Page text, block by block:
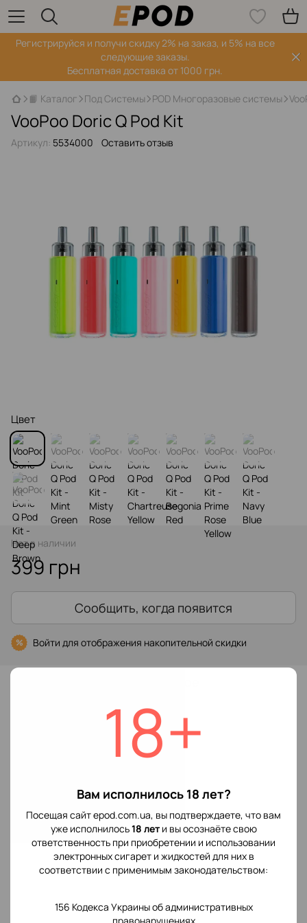
18+
Вам исполнилось 18 лет?
Посещая сайт epod.com.ua, вы подтверждаете, что вам
уже исполнилось18 лети вы осознаёте свою
ответственность при приобретении и использовании
электронных сигарет и жидкостей для них в
соответствии с применимым законодательством:
156 Кодекса Украины об административных
правонарушениях
Регистрируйся‌ и получи скидку 2% на заказ, и 5% на все
следующие заказы.
Бесплатная доставка от 1000 грн.
📙 Каталог Под Системы POD Многоразовые системы
VooPoo Doric Q Pod Kit
Артикул: 5534000 Оставить отзыв
Цвет
Нет в наличии
399 грн
Сообщить, когда появится
% Войти для отображения накопительной скидки
Voopoo
Добавьте первый отзыв